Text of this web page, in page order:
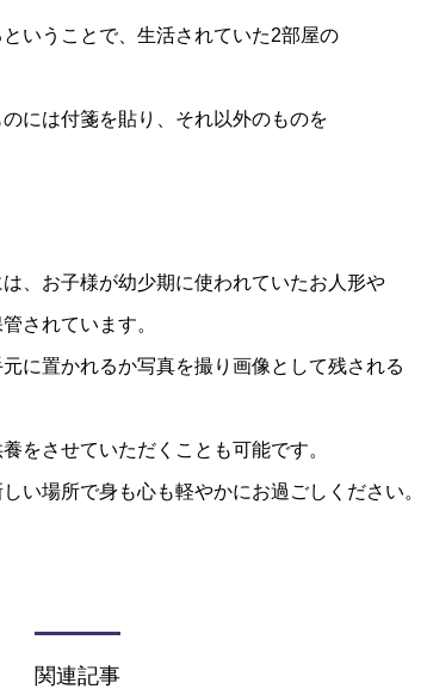
いうことで、生活されていた2部屋の
には付箋を貼り、それ以外のものを
、お子様が幼少期に使われていたお人形や
されています。
に置かれるか写真を撮り画像として残される
をさせていただくことも可能です。
い場所で身も心も軽やかにお過ごしください。
関連記事